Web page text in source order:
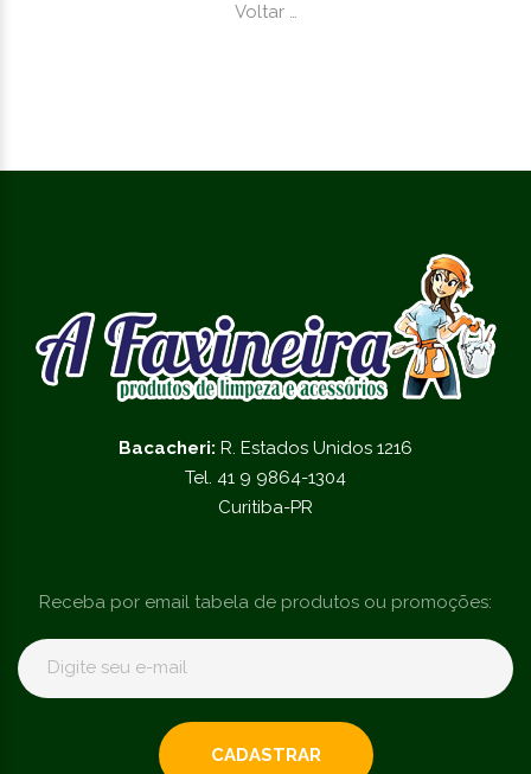
Voltar …
Bacacheri: R. Estados Unidos 1216
Tel. 41 9 9864-1304
Curitiba-PR
Receba por email tabela de produtos ou promoções:
CADASTRAR